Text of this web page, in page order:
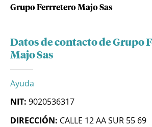
Grupo Ferrretero Majo Sas
Datos de contacto de Grupo
Majo Sas
Ayuda
NIT: 9020536317
DIRECCIÓN: CALLE 12 AA SUR 55 69